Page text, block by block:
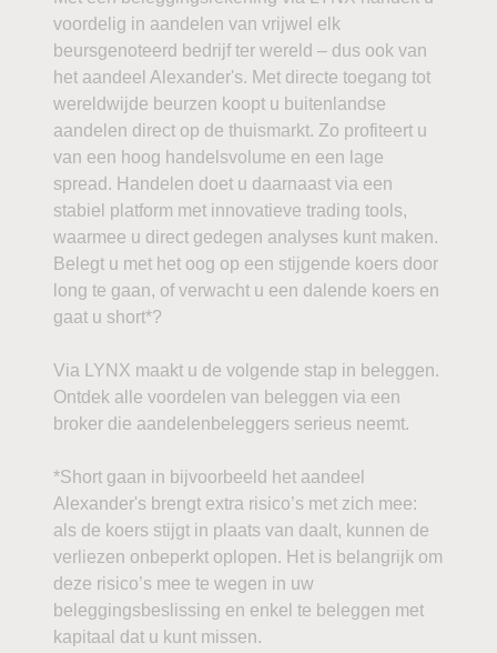
voordelig in aandelen van vrijwel elk
beursgenoteerd bedrijf ter wereld – dus ook van
het aandeel Alexander's. Met directe toegang tot
wereldwijde beurzen koopt u buitenlandse
aandelen direct op de thuismarkt. Zo profiteert u
van een hoog handelsvolume en een lage
spread. Handelen doet u daarnaast via een
stabiel platform met innovatieve trading tools,
waarmee u direct gedegen analyses kunt maken.
Belegt u met het oog op een stijgende koers door
long te gaan, of verwacht u een dalende koers en
gaat u short*?
Via LYNX maakt u de volgende stap in beleggen.
Ontdek alle voordelen van beleggen via een
broker die aandelenbeleggers serieus neemt.
*Short gaan in bijvoorbeeld het aandeel
Alexander's brengt extra risico’s met zich mee:
als de koers stijgt in plaats van daalt, kunnen de
verliezen onbeperkt oplopen. Het is belangrijk om
deze risico’s mee te wegen in uw
beleggingsbeslissing en enkel te beleggen met
kapitaal dat u kunt missen.